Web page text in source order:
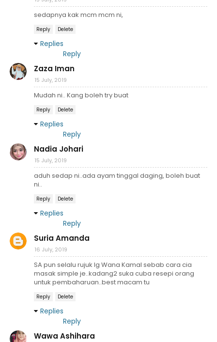
sedapnya kak mcm mcm ni,
Reply Delete
Replies
Reply
Zaza Iman
15 July, 2019
Mudah ni.. Kang boleh try buat
Reply Delete
Replies
Reply
Nadia Johari
15 July, 2019
aduh sedap ni..ada ayam tinggal daging, boleh buat
ni..
Reply Delete
Replies
Reply
Suria Amanda
16 July, 2019
SA pun selalu rujuk Ig Wana Kamal sebab cara cia
masak simple je..kadang2 suka cuba resepi orang
untuk pembaharuan..best macam tu
Reply Delete
Replies
Reply
Wawa Ashihara